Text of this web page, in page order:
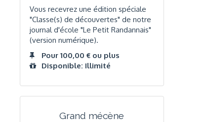
Vous recevrez une édition spéciale
"Classe(s) de découvertes" de notre
journal d'école "Le Petit Randannais"
(version numérique).
Pour 100,00 € ou plus
Disponible: Illimité
Grand mécène